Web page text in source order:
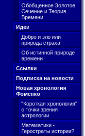
Обобщенное Золотое
Сечение и Теория
Времени
Идеи
Добро и зло или
природа страха
Об истинной природе
времени
Ссылки
Подписка на новости
Новая хронология
Фоменко
"Короткая хронология"
с точки зрения
астрологии
Математики -
Геростраты истории?